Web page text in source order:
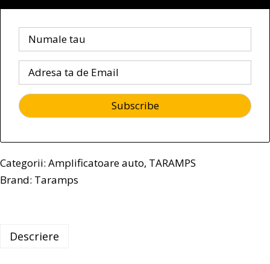
Categorii: Amplificatoare auto, TARAMPS
Brand: Taramps
Descriere